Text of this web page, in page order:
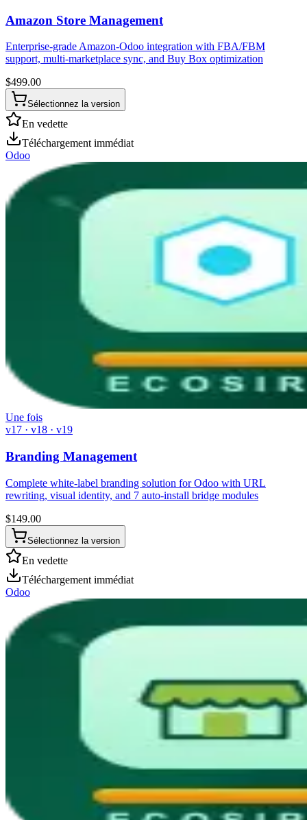
Amazon Store Management
Enterprise-grade Amazon-Odoo integration with FBA/FBM
support, multi-marketplace sync, and Buy Box optimization
$499.00
Sélectionnez la version
En vedette
Téléchargement immédiat
Odoo
Une fois
v17 · v18 · v19
Branding Management
Complete white-label branding solution for Odoo with URL
rewriting, visual identity, and 7 auto-install bridge modules
$149.00
Sélectionnez la version
En vedette
Téléchargement immédiat
Odoo